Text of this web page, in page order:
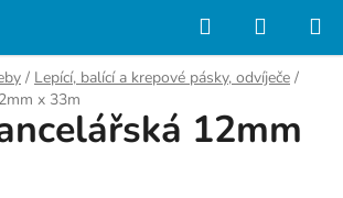
Hledat
KOŠÍK
/ Lepící, balící a krepové pásky, odvíječe /
x 33m
12mm